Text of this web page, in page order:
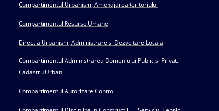
Compartimentul Urbanism, Amenajarea teritoriului
Compartimentul Resurse Umane
Directia Urbanism, Administrare si Dezvoltare Locala
Compartimentul Administrarea Domeniului Public si Privat,
Cadastru Urban
Compartimentul Autorizare Control